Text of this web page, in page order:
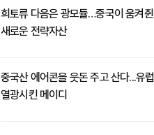
희토류 다음은 광모듈…중국이 움켜쥔
새로운 전략자산
중국산 에어콘을 웃돈 주고 산다...유럽
열광시킨 메이디